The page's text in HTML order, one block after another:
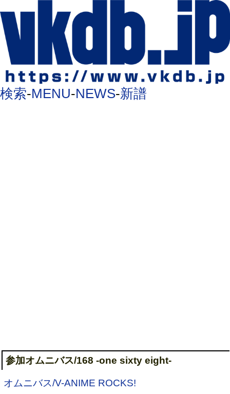
検索-MENU-NEWS-新譜
参加オムニバス/168 -one sixty eight-
オムニバス/V-ANIME ROCKS!